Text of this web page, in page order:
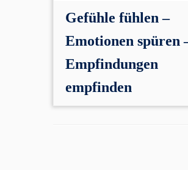
Gefühle fühlen –
Emotionen spüren
Empfindungen
empfinden